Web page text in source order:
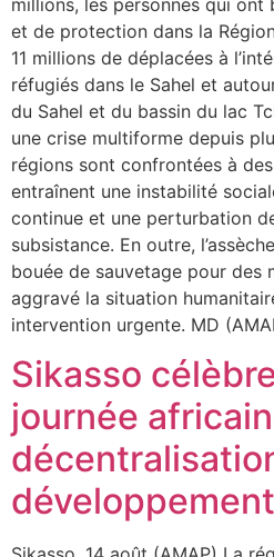
et de protection dans la
11 millions de déplacées à
réfugiés dans le Sahel et
du Sahel et du bassin du lac
une crise multiforme depuis
régions sont confrontées à
entraînent une instabilité
continue et une perturbation
subsistance. En outre,
bouée de sauvetage pour des
aggravé la situation
intervention urgente. MD
Sikasso
journée